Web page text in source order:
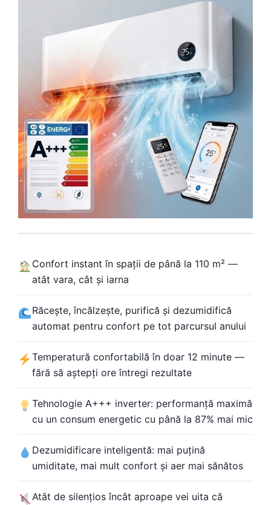
Confort instant în spații de până la 110 m² —
atât vara, cât și iarna
Răcește, încălzește, purifică și dezumidifică
automat pentru confort pe tot parcursul anului
Temperatură confortabilă în doar 12 minute —
fără să aștepți ore întregi rezultate
Tehnologie A+++ inverter: performanță maximă
cu un consum energetic cu până la 87% mai mic
Dezumidificare inteligentă: mai puțină
umiditate, mai mult confort și aer mai sănătos
Atât de silențios încât aproape vei uita că